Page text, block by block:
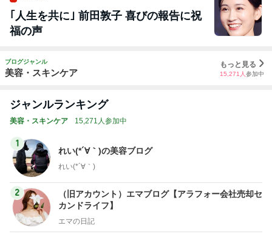
｢人生を共に｣ 前田敦子 喜びの報告に祝
福の声
ブログジャンル
美容・スキンケア
もっと見る
15,271 人 参加中
ジャンルランキング
美容・スキンケア 15,271人参加中
1
れい(*´∀｀)の美容ブログ
れい(*´∀｀)
2
（旧アカウント）エマブログ【アラフォー会社売却セ
カンドライフ】
エマの日記